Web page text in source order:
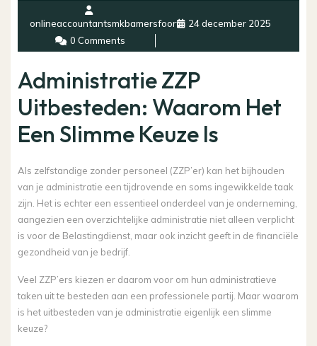
onlineaccountantsmkbamersfoort
24 december 2025
0 Comments
Administratie ZZP
Uitbesteden: Waarom Het
Een Slimme Keuze Is
Als zelfstandige zonder personeel (ZZP’er) kan het bijhouden
van je administratie een tijdrovende en soms ingewikkelde taak
zijn. Het is echter een essentieel onderdeel van je onderneming,
aangezien een overzichtelijke administratie niet alleen verplicht
is voor de Belastingdienst, maar ook inzicht geeft in de financiële
gezondheid van je bedrijf.
Veel ZZP’ers kiezen er daarom voor om hun administratieve
taken uit te besteden aan een professionele partij. Maar waarom
is het uitbesteden van je administratie eigenlijk een slimme
keuze?